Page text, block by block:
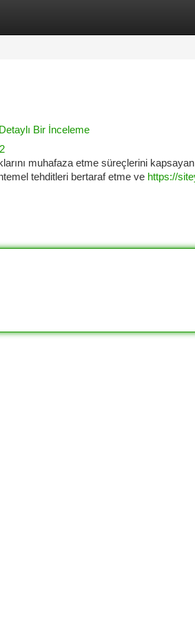
Bir İnceleme
muhafaza etme süreçlerini
tehditleri bertaraf etme ve https://